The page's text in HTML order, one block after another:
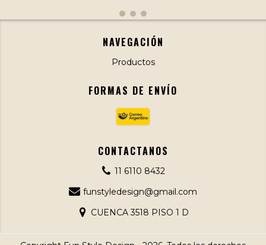
NAVEGACIÓN
Productos
FORMAS DE ENVÍO
CONTACTANOS
11 6110 8432
funstyledesign@gmail.com
CUENCA 3518 PISO 1 D